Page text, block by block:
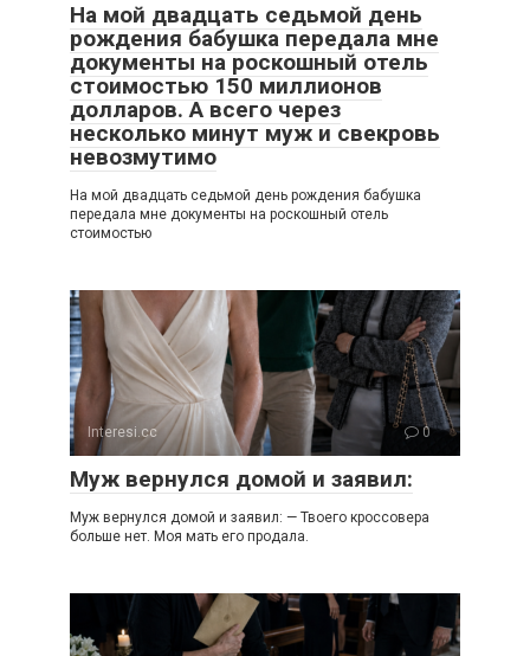
На мой двадцать седьмой день
рождения бабушка передала мне
документы на роскошный отель
стоимостью 150 миллионов
долларов. А всего через
несколько минут муж и свекровь
невозмутимо
На мой двадцать седьмой день рождения бабушка
передала мне документы на роскошный отель
стоимостью
Interesi.cc 0
Муж вернулся домой и заявил:
Муж вернулся домой и заявил: — Твоего кроссовера
больше нет. Моя мать его продала.